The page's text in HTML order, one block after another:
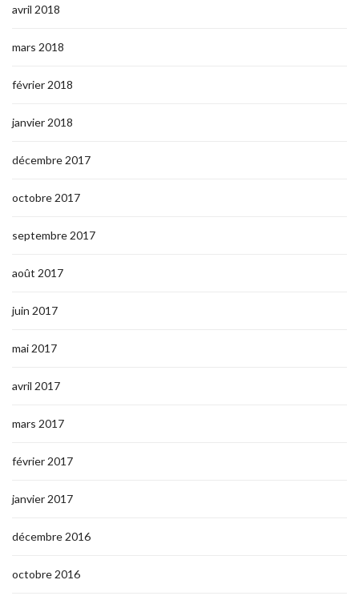
avril 2018
mars 2018
février 2018
janvier 2018
décembre 2017
octobre 2017
septembre 2017
août 2017
juin 2017
mai 2017
avril 2017
mars 2017
février 2017
janvier 2017
décembre 2016
octobre 2016